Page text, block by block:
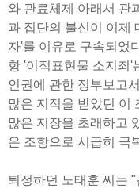
와 관료체제 아래서 관
과 집단의 불신이 이제
자'를 이유로 구속되었
항 '이적표현물 소지죄'
인권에 관한 정부보고
많은 지적을 받았던 이
많은 지장을 초래하고
은 조항으로 시급히 극
퇴정하던 노태훈 씨는